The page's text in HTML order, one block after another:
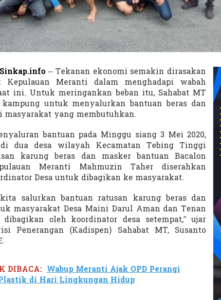
e
r
S
b
a
r
a
t
a
n
e
r
s
d
a
M
a
s
k
e
Sinkap.info – Tekanan ekonomi semakin dirasakan
Kepulauan Meranti dalam menghadapi wabah
ini. Untuk meringankan beban itu, Sahabat MT
untuk menyalurkan bantuan beras dan
masyarakat yang membutuhkan.
bantuan pada Minggu siang 3 Mei 2020,
dua desa wilayah Kecamatan Tebing Tinggi
karung beras dan masker bantuan Bacalon
Meranti Mahmuzin Taher diserahkan
Desa untuk dibagikan ke masyarakat.
salurkan bantuan ratusan karung beras dan
masyarakat Desa Maini Darul Aman dan Tenan
oleh koordinator desa setempat,” ujar
Penerangan (Kadispen) Sahabat MT, Susanto
DIBACA: Wabup Meranti Ajak OPD Perangi
di Hari Lingkungan Hidup